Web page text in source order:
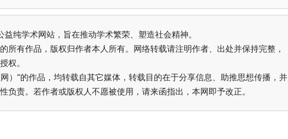
纯学术网站，旨在推动学术繁荣、塑造社会精神。
所有作品，版权归作者本人所有。网络转载请注明作者、出处并保持完整，
权。
）”的作品，均转载自其它媒体，转载目的在于分享信息、助推思想传播，并
负责。若作者或版权人不愿被使用，请来函指出，本网即予改正。